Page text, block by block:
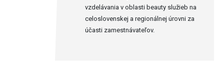
vzdelávania v oblasti beauty služieb na
celoslovenskej a regionálnej úrovni za
účasti zamestnávateľov.